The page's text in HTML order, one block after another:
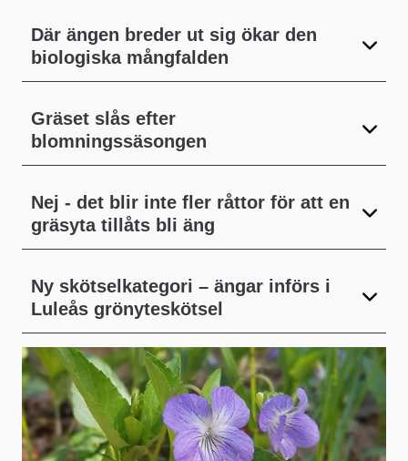
Där ängen breder ut sig ökar den
biologiska mångfalden
Gräset slås efter
blomningssäsongen
Nej - det blir inte fler råttor för att en
gräsyta tillåts bli äng
Ny skötselkategori – ängar införs i
Luleås grönyteskötsel